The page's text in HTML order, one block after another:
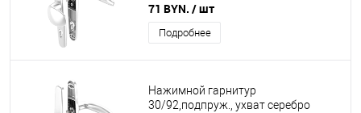
71 BYN. / шт
Подробнее
Нажимной гарнитур
30/92,подпруж., ухват серебро